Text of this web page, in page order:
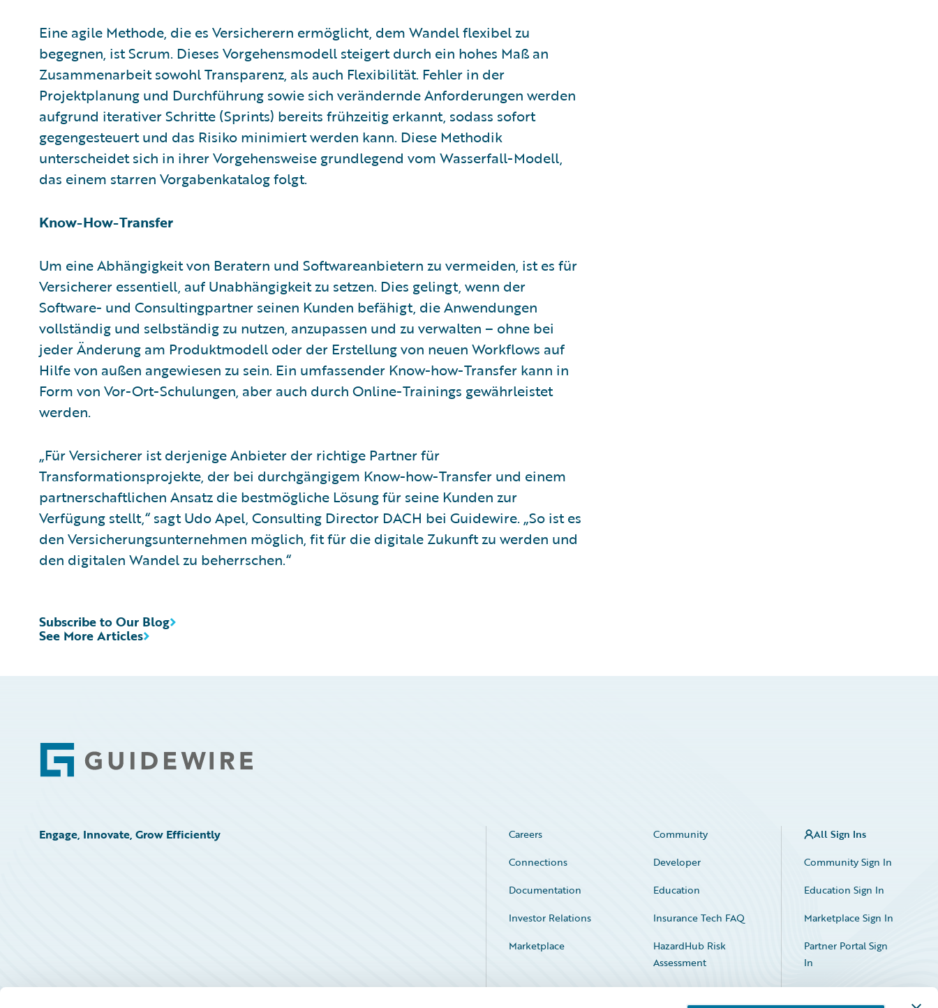
Eine agile Methode, die es Versicherern ermöglicht, dem Wandel flexibel zu
begegnen, ist Scrum. Dieses Vorgehensmodell steigert durch ein hohes Maß an
Zusammenarbeit sowohl Transparenz, als auch Flexibilität. Fehler in der
Projektplanung und Durchführung sowie sich verändernde Anforderungen werden
aufgrund iterativer Schritte (Sprints) bereits frühzeitig erkannt, sodass sofort
gegengesteuert und das Risiko minimiert werden kann. Diese Methodik
unterscheidet sich in ihrer Vorgehensweise grundlegend vom Wasserfall-Modell,
das einem starren Vorgabenkatalog folgt.
Know-How-Transfer
Um eine Abhängigkeit von Beratern und Softwareanbietern zu vermeiden, ist es für
Versicherer essentiell, auf Unabhängigkeit zu setzen. Dies gelingt, wenn der
Software- und Consultingpartner seinen Kunden befähigt, die Anwendungen
vollständig und selbständig zu nutzen, anzupassen und zu verwalten – ohne bei
jeder Änderung am Produktmodell oder der Erstellung von neuen Workflows auf
Hilfe von außen angewiesen zu sein. Ein umfassender Know-how-Transfer kann in
Form von Vor-Ort-Schulungen, aber auch durch Online-Trainings gewährleistet
werden.
„Für Versicherer ist derjenige Anbieter der richtige Partner für
Transformationsprojekte, der bei durchgängigem Know-how-Transfer und einem
partnerschaftlichen Ansatz die bestmögliche Lösung für seine Kunden zur
Verfügung stellt,“ sagt Udo Apel, Consulting Director DACH bei Guidewire. „So ist es
den Versicherungsunternehmen möglich, fit für die digitale Zukunft zu werden und
den digitalen Wandel zu beherrschen.“
See More Articles
Subscribe to Our Blog
Footer
Engage, Innovate, Grow Efficiently Careers
Community
Connections
Developer
Documentation
Education
Investor Relations
Insurance Tech FAQ
Marketplace
HazardHub Risk
Assessment
Service Status
All Sign Ins
Community Sign In
Education Sign In
Marketplace Sign In
Partner Portal Sign
In